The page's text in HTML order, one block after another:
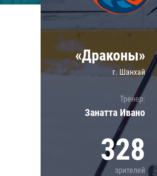
«Драконы»
г. Шанхай
Тренер:
Занатта Иванo
328
зрителей